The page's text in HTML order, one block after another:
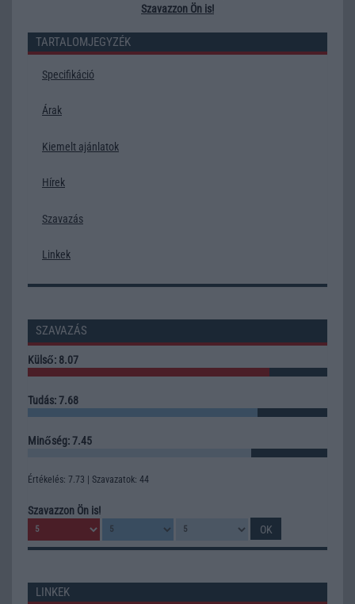
Szavazzon Ön is!
TARTALOMJEGYZÉK
Specifikáció
Árak
Kiemelt ajánlatok
Hírek
Szavazás
Linkek
SZAVAZÁS
Külső: 8.07
Tudás: 7.68
Minőség: 7.45
Értékelés: 7.73 | Szavazatok: 44
Szavazzon Ön is!
LINKEK